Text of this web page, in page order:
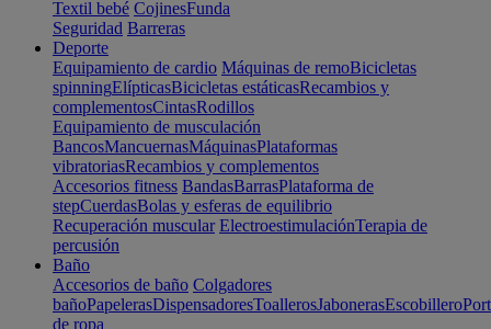
Textil bebé CojinesFunda
Seguridad Barreras
Deporte
Equipamiento de cardio Máquinas de remoBicicletas
spinningElípticasBicicletas estáticasRecambios y
complementosCintasRodillos
Equipamiento de musculación
BancosMancuernasMáquinasPlataformas
vibratoriasRecambios y complementos
Accesorios fitness BandasBarrasPlataforma de
stepCuerdasBolas y esferas de equilibrio
Recuperación muscular ElectroestimulaciónTerapia de
percusión
Baño
Accesorios de baño Colgadores
bañoPapelerasDispensadoresToallerosJabonerasEscobillero
de ropa